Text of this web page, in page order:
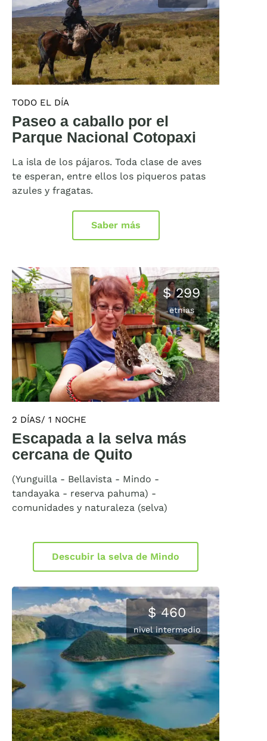
TODO EL DÍA
Paseo a caballo por el
Parque Nacional Cotopaxi
La isla de los pájaros. Toda clase de aves
te esperan, entre ellos los piqueros patas
azules y fragatas.
Saber más
$ 299
etnias
2 DÍAS/ 1 NOCHE
Escapada a la selva más
cercana de Quito
(Yunguilla - Bellavista - Mindo -
tandayaka - reserva pahuma) -
comunidades y naturaleza (selva)
Descubir la selva de Mindo
$ 460
nivel intermedio